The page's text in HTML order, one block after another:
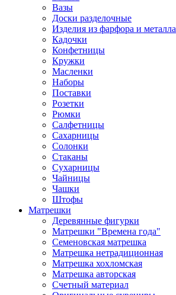
Вазы
Доски разделочные
Изделия из фарфора и металла
Кадочки
Конфетницы
Кружки
Масленки
Наборы
Поставки
Розетки
Рюмки
Салфетницы
Сахарницы
Солонки
Стаканы
Сухарницы
Чайницы
Чашки
Штофы
Матрешки
Деревянные фигурки
Матрешки "Времена года"
Семеновская матрешка
Матрешка нетрадиционная
Матрешка хохломская
Матрешка авторская
Счетный материал